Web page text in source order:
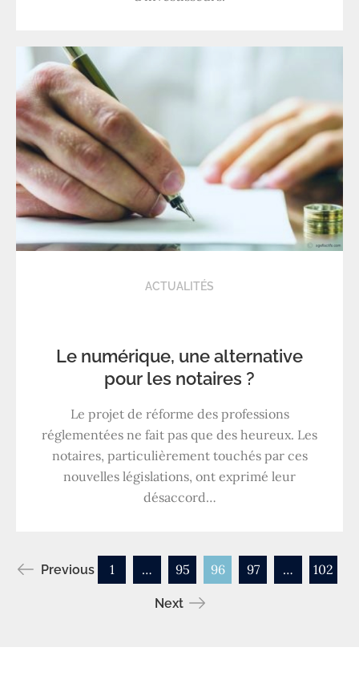
ACTUALITÉS
Le numérique, une alternative
pour les notaires ?
Le projet de réforme des professions
réglementées ne fait pas que des heureux. Les
notaires, particulièrement touchés par ces
nouvelles législations, ont exprimé leur
désaccord…
Navigation
Previous 1 … 95 96 97 … 102
Next